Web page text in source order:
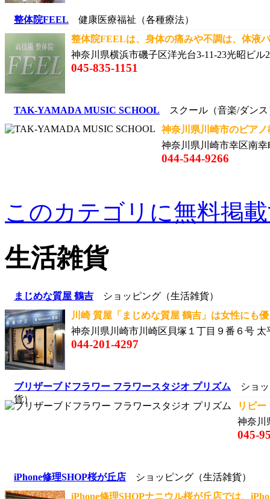
整体院FEEL 健康医療福祉（各種療法）
整体院FEELは、身体の痛みや不調は、体
神奈川県横浜市磯子区洋光台3-11-23光昭ビル
045-835-1151
TAK-YAMADA MUSIC SCHOOL スクール（音楽/ダンス
神奈川県川崎市のピア
神奈川県川崎市幸区南幸
044-544-9266
このカテゴリに無料掲
生活雑貨
まじめな質屋 鶴吉 ショッピング（生活雑貨）
川崎 質屋「まじめな質屋 鶴吉」は女性にも
神奈川県川崎市川崎区貝塚１丁目９番６号 太
044-201-4297
ブリザーブドフラワー フラワースタジオ プリズム ショッ
貨）
リピー
神奈川
045-
iPhone修理SHOP桜が丘店 ショッピング（生活雑貨）
iPhone修理SHOPナニウル桜が丘店では、